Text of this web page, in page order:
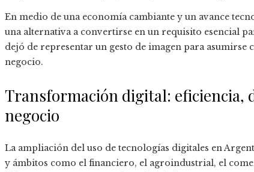
En medio de una economía cambiante y un avance
una alternativa a convertirse en un requisito esencial
dejó de representar un gesto de imagen para
negocio.
Transformación digital: eficiencia,
negocio
La ampliación del uso de tecnologías digitales en
y ámbitos como el financiero, el agroindustrial, el